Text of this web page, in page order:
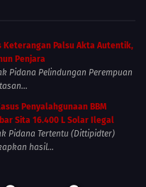
Keterangan Palsu Akta Autentik,
Penjara
Pidana Pelindungan Perempuan
Penyalahgunaan BBM
Sita 16.400 L Solar Ilegal
Pidana Tertentu (Dittipidter)
hasil...